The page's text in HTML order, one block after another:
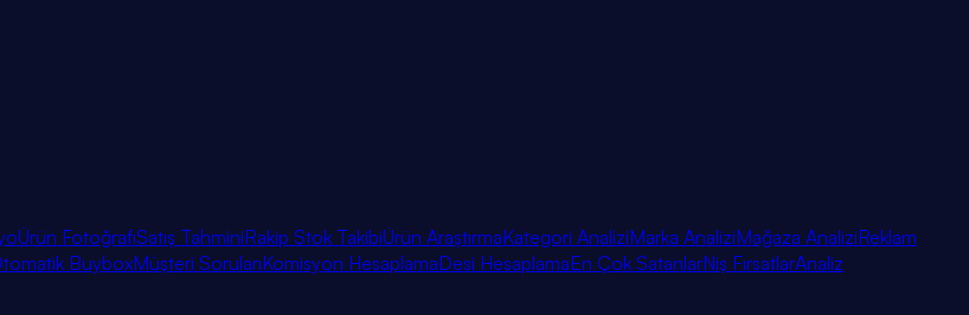
Ürün FotoğrafıSatış TahminiRakip Stok TakibiÜrün AraştırmaKategori AnaliziMarka AnaliziMağaza AnaliziReklam
BuyboxMüşteri SorularıKomisyon HesaplamaDesi HesaplamaEn Çok SatanlarNiş FırsatlarAnaliz